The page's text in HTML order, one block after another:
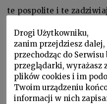
te pospolite i te
i chwaliły rzeczywiste
w śniegu i płomieniach
Drogi Użytkowniku,
zanim przejdziesz
przechodząc do
przeglądarki, wyrażasz
plików cookies i im
Twoim urządzeniu
informacji w nich